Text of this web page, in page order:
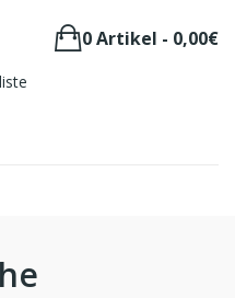
0 Artikel - 0,00€